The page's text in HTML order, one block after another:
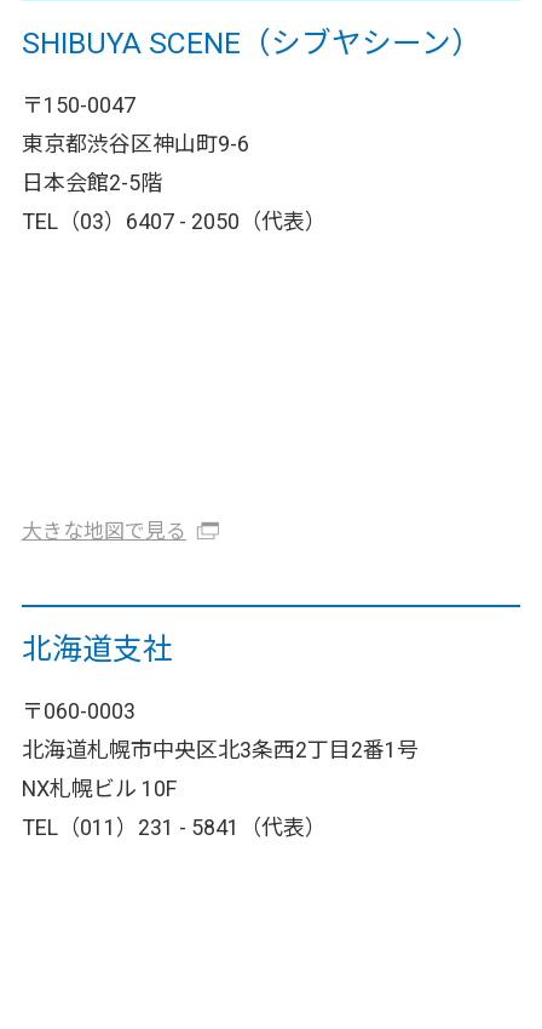
SHIBUYA SCENE（シブヤシーン）
〒150-0047
東京都渋谷区神山町9-6
日本会館2-5階
TEL（03）6407 - 2050（代表）
大きな地図で見る
北海道支社
〒060-0003
北海道札幌市中央区北3条西2丁目2番1号
NX札幌ビル 10F
TEL（011）231 - 5841（代表）